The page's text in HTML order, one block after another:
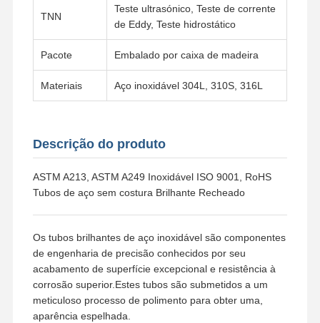
Fábrica
Controle De
Qualidade
Fale
Conosco
Notícias
Todos Os
Acessórios para tubos de fundição de aço inoxidável
Acessórios para tubos de aço inoxidável
Encaixes de tubulação forjados de aço inoxidável
Flanges de aço inoxidável
TNN
Teste ultrasónico, Teste de corrente
de Eddy, Teste hidrostático
Pacote Embalado por caixa de madeira
Materiais Aço inoxidável 304L, 310S, 316L
Descrição do produto
ASTM A213, ASTM A249 Inoxidável ISO 9001, RoHS
Tubos de aço sem costura Brilhante Recheado
Os tubos brilhantes de aço inoxidável são componentes
de engenharia de precisão conhecidos por seu
acabamento de superfície excepcional e resistência à
corrosão superior.Estes tubos são submetidos a um
meticuloso processo de polimento para obter uma,
aparência espelhada.